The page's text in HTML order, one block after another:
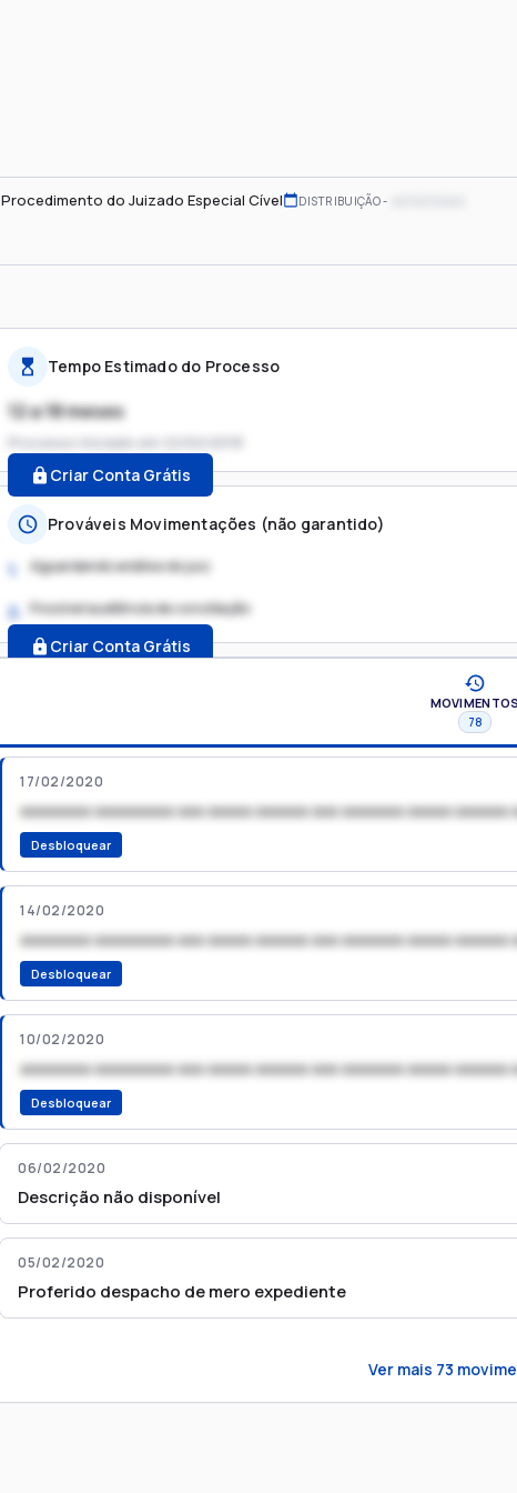
Procedimento do Juizado Especial Cível DISTRIBUIÇÃO
Tempo Estimado do Processo
12 a 18 meses
Processo iniciado em
Criar Conta Grátis
Prováveis Movimentações (não garantido)
1. Aguardando análise do juiz
2. Possível audiência de conciliação
Criar Conta Grátis
MOVIMENTOS
78
17/02/2020
xxxxxxxx xxxxxxxxx xxx xxxxx xxxxxx xxx xxxxxxx xxxxx xxxxxx
Desbloquear
14/02/2020
xxxxxxxx xxxxxxxxx xxx xxxxx xxxxxx xxx xxxxxxx xxxxx xxxxxx
Desbloquear
10/02/2020
xxxxxxxx xxxxxxxxx xxx xxxxx xxxxxx xxx xxxxxxx xxxxx xxxxxx
Desbloquear
06/02/2020
Descrição não disponível
05/02/2020
Proferido despacho de mero expediente
Ver mais 73